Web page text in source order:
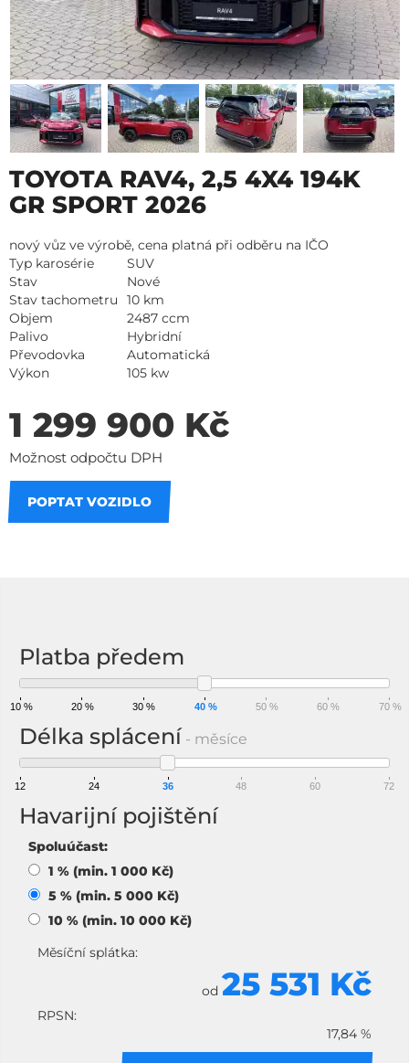
TOYOTA RAV4, 2,5 4X4 194K
GR SPORT 2026
nový vůz ve výrobě, cena platná při odběru na IČO
Typ karosérie
SUV
Stav
Nové
Stav tachometru
10 km
Objem
2487 ccm
Palivo
Hybridní
Převodovka
Automatická
Výkon
105 kw
1 299 900 Kč
Možnost odpočtu DPH
POPTAT VOZIDLO
Platba předem
10 % 20 % 30 % 40 % 50 % 60 % 70 %
Délka splácení - měsíce
12 24 36 48 60 72
Havarijní pojištění
Spoluúčast:
1 % (min. 1 000 Kč)
5 % (min. 5 000 Kč)
10 % (min. 10 000 Kč)
Měsíční splátka:
od 25 531 Kč
RPSN:
17,84 %